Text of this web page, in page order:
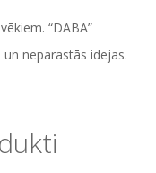
“DABA”
neparastās idejas.